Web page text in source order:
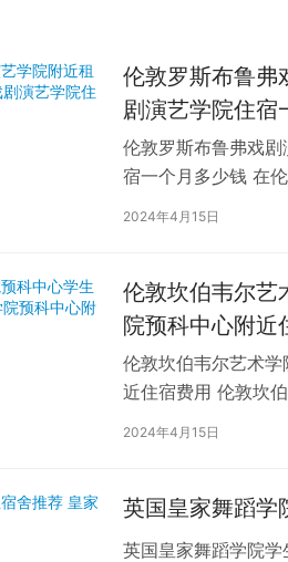
伦敦罗斯布鲁弗
剧演艺学院住宿
伦敦罗斯布鲁弗戏
宿一个月多少钱 在
学生活中的一项关
2024年4月15日
伦敦坎伯韦尔艺
院预科中心附近
伦敦坎伯韦尔艺术
近住宿费用 伦敦坎
2024年4月15日
英国皇家舞蹈学
英国皇家舞蹈学院